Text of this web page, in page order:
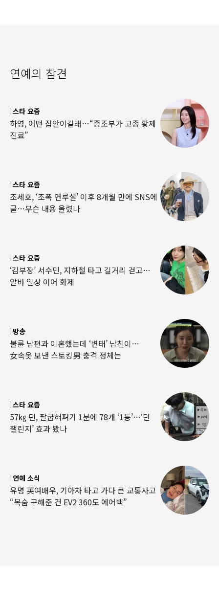
연예의 참견
스타 요즘
하영, 어떤 집안이길래…“증조부가 고종 황제
진료”
스타 요즘
조세호, ‘조폭 연루설’ 이후 8개월 만에 SNS에
글…무슨 내용 올렸나
스타 요즘
‘김부장’ 서수민, 지하철 타고 길거리 걷고…
알바 일상 이어 화제
방송
불륜 남편과 이혼했는데 ‘변태’ 남친이…
女속옷 보낸 스토킹男 충격 정체는
스타 요즘
57㎏ 던, 팔굽혀펴기 1분에 78개 ‘1등’…‘던
챌린지’ 효과 봤나
연예 소식
유명 英여배우, 기아차 타고 가다 큰 교통사고
“목숨 구해준 건 EV2 360도 에어백”